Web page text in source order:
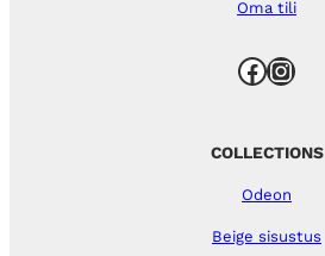
Oma tili
Facebook Instagram
COLLECTIONS
Odeon
Beige sisustus